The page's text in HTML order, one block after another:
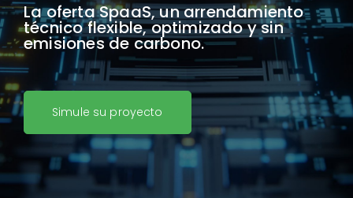
La oferta SpaaS, un arrendamiento
técnico flexible, optimizado y sin
emisiones de carbono.
Simule su proyecto